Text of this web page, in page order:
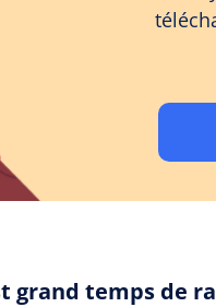
grand temps de